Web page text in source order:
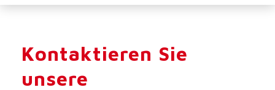
Kontaktieren Sie
unsere